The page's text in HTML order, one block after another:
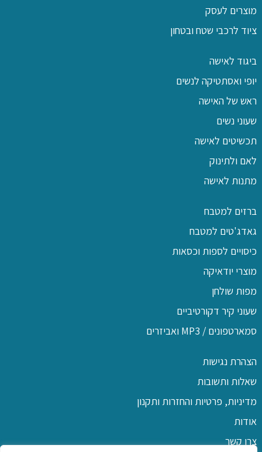
מוצרים לעסק
ציוד לרכבי שטח ובטחון
ביגוד לאישה
יופי ואסתטיקה לנשים
ראש של האישה
שעוני נשים
תכשיטים לאישה
לאם ולתינוק
מתנות לאישה
ברזים למטבח
גאדג'טים למטבח
כיסויים לספות וכסאות
מוצרי יודאיקה
מפות שולחן
שעוני קיר דקורטיביים
סמארטפונים / MP3 ואביזרים
הצהרת נגישות
שאלות ותשובות
מדיניות, פרטיות והחזרות ותקנון
אודות
צרו קשר